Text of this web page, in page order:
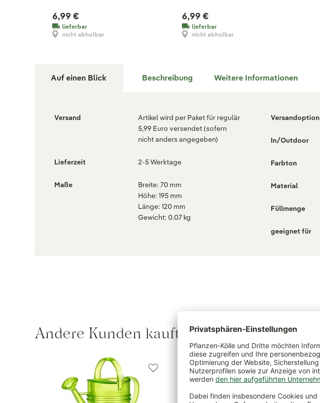
6,99 €
lieferbar
nicht abholbar
6,99 €
lieferbar
nicht abholbar
Auf einen Blick Beschreibung Weitere Informationen
Versand
Artikel wird per Paket für regulär
5,99 Euro versendet (sofern
nicht anders angegeben)
Lieferzeit 2-5 Werktage
Maße
Breite: 70 mm
Höhe: 195 mm
Länge: 120 mm
Gewicht: 0.07 kg
Versandoption
In/Outdoor
Farbton
Material
Füllmenge
geeignet für
Andere Kunden kauften auch